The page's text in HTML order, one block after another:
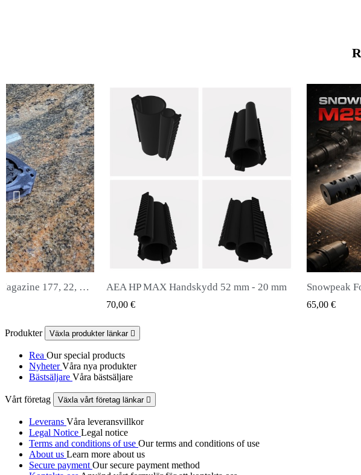
VIEW52 mm - 20 mm QUICK VIEW
Snowpeak Fox Zasdar M25 ljuddämpare
65,00 € 28,00 €
Produkter Växla produkter länkar 
Rea Our special products
NyheterVåra nya produkter
Bästsäljare Våra bästsäljare
Vårt företag Växla vårt företag länkar 
Leverans Våra leveransvillkor
Legal Notice Legal notice
Terms and conditions of use Our terms and conditions of use
About us Learn more about us
Secure payment Our secure payment method